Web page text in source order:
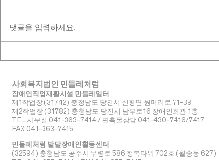
댓글을 입력하세요.
사회복지법인 민들레처럼
장애인직업재활시설 민들레일터
제1작업장 (31742) 충청남도 당진시 신평면 원머리로 71-39
​제2작업장 (31782) 충청남도 당진시 남부로16 장애인회관 1층
TEL 사무실 041-363-7414 / 판촉물상담 041-430-7416/7417
FAX 041-363-7415
민들레처럼 발달장애인활동센터
(32594) 충청남도 공주시 무령로 586 행복타워 702호 (월송동 627)